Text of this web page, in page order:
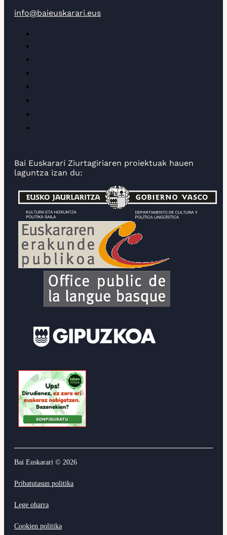
info@baieuskarari.eus
Bai Euskarari Ziurtagiriaren proiektuak hauen
laguntza izan du:
Bai Euskarari © 2026
Pribatutasun politika
Lege oharra
Cookien politika